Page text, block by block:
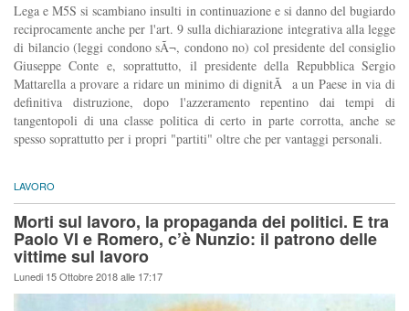
Lega e M5S si scambiano insulti in continuazione e si danno del bugiardo
reciprocamente anche per l'art. 9 sulla dichiarazione integrativa alla legge
di bilancio (leggi condono sÃ¬, condono no) col presidente del consiglio
Giuseppe Conte e, soprattutto, il presidente della Repubblica Sergio
Mattarella a provare a ridare un minimo di dignitÃ a un Paese in via di
definitiva distruzione, dopo l'azzeramento repentino dai tempi di
tangentopoli di una classe politica di certo in parte corrotta, anche se
spesso soprattutto per i propri "partiti" oltre che per vantaggi personali.
LAVORO
Morti sul lavoro, la propaganda dei politici. E tra
Paolo VI e Romero, c’è Nunzio: il patrono delle
vittime sul lavoro
Lunedi 15 Ottobre 2018 alle 17:17